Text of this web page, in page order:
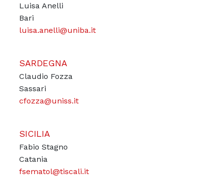
Luisa Anelli
Bari
luisa.anelli@uniba.it
SARDEGNA
Claudio Fozza
Sassari
cfozza@uniss.it
SICILIA
Fabio Stagno
Catania
fsematol@tiscali.it